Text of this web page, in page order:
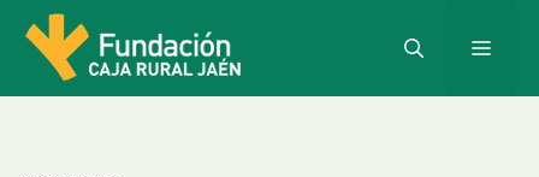
Saltar
contenido
Menú